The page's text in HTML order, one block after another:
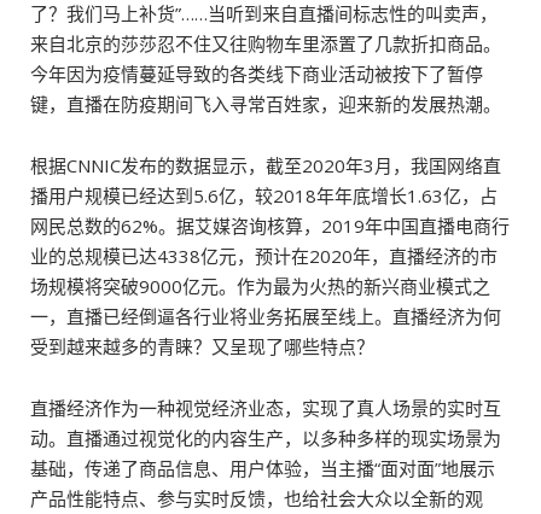
了？我们马上补货”……当听到来自直播间标志性的叫卖声，
来自北京的莎莎忍不住又往购物车里添置了几款折扣商品。
今年因为疫情蔓延导致的各类线下商业活动被按下了暂停
键，直播在防疫期间飞入寻常百姓家，迎来新的发展热潮。
根据CNNIC发布的数据显示，截至2020年3月，我国网络直
播用户规模已经达到5.6亿，较2018年年底增长1.63亿，占
网民总数的62%。据艾媒咨询核算，2019年中国直播电商行
业的总规模已达4338亿元，预计在2020年，直播经济的市
场规模将突破9000亿元。作为最为火热的新兴商业模式之
一，直播已经倒逼各行业将业务拓展至线上。直播经济为何
受到越来越多的青睐？又呈现了哪些特点？
直播经济作为一种视觉经济业态，实现了真人场景的实时互
动。直播通过视觉化的内容生产，以多种多样的现实场景为
基础，传递了商品信息、用户体验，当主播“面对面”地展示
产品性能特点、参与实时反馈，也给社会大众以全新的观